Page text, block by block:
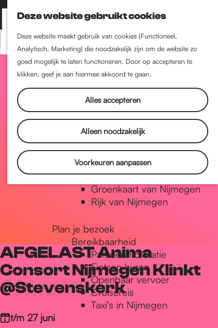
Deze website gebruikt cookies
Deze website maakt gebruik van cookies (Functioneel,
Analytisch, Marketing) die noodzakelijk zijn om de website zo
goed mogelijk te laten functioneren. Door op accepteren te
klikken, geef je aan hiermee akkoord te gaan.
Alles accepteren
Alleen noodzakelijk
Voorkeuren aanpassen
Z
o
e
k
e
K
a
a
r
t
M
e
n
Nijmegen-Nieuw-West
Nijmegen-Oud-West
Dukenburg
Lindenholt
Historie
De oudste stad van
Nederland
Historische tijdlijn
Romeinse Limes
Vrede van Nijmegen Penning
Natuur in Nijmegen
Groenkaart van Nijmegen
Rijk van Nijmegen
Plan je bezoek
Bereikbaarheid
Parkeerinformatie
Fietsen huren
Openbaar vervoer
Cruisereis
Taxi's in Nijmegen
AFGELAST Anima
Consort Nijmegen Klinkt
@Stevenskerk
t/m 27 juni